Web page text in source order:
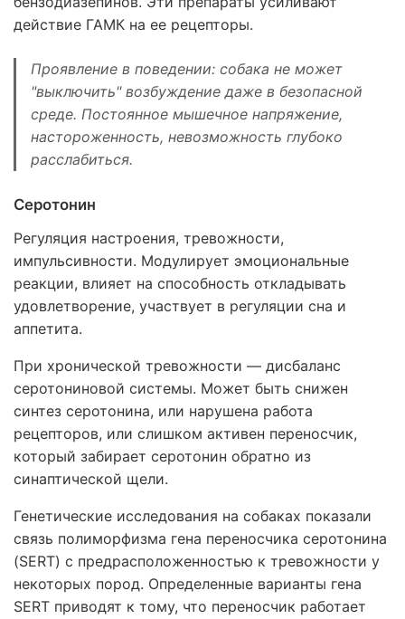
действие ГАМК на ее рецепторы.
Проявление в поведении: собака не может
"выключить" возбуждение даже в безопасной
среде. Постоянное мышечное напряжение,
настороженность, невозможность глубоко
расслабиться.
Серотонин
Регуляция настроения, тревожности,
импульсивности. Модулирует эмоциональные
реакции, влияет на способность откладывать
удовлетворение, участвует в регуляции сна и
аппетита.
При хронической тревожности — дисбаланс
серотониновой системы. Может быть снижен
синтез серотонина, или нарушена работа
рецепторов, или слишком активен переносчик,
который забирает серотонин обратно из
синаптической щели.
Генетические исследования на собаках показали
связь полиморфизма гена переносчика серотонина
(SERT) с предрасположенностью к тревожности у
некоторых пород. Определенные варианты гена
SERT приводят к тому, что переносчик работает